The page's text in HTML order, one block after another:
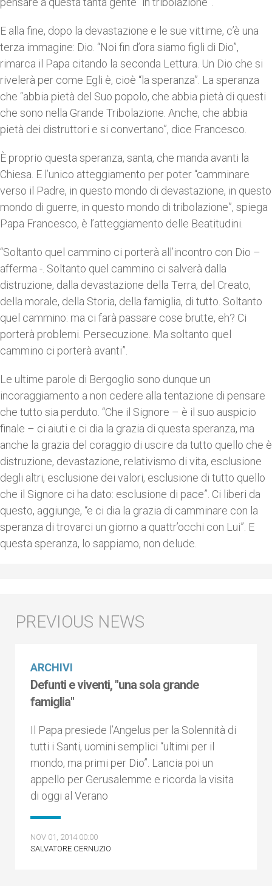
E alla fine, dopo la devastazione e le sue vittime, c’è una
terza immagine: Dio. “Noi fin d’ora siamo figli di Dio”,
rimarca il Papa citando la seconda Lettura. Un Dio che si
rivelerà per come Egli è, cioè “la speranza”. La speranza
che “abbia pietà del Suo popolo, che abbia pietà di questi
che sono nella Grande Tribolazione. Anche, che abbia
pietà dei distruttori e si convertano”, dice Francesco.
È proprio questa speranza, santa, che manda avanti la
Chiesa. E l’unico atteggiamento per poter “camminare
verso il Padre, in questo mondo di devastazione, in questo
mondo di guerre, in questo mondo di tribolazione”, spiega
Papa Francesco, è l’atteggiamento delle Beatitudini.
“Soltanto quel cammino ci porterà all’incontro con Dio –
afferma -. Soltanto quel cammino ci salverà dalla
distruzione, dalla devastazione della Terra, del Creato,
della morale, della Storia, della famiglia, di tutto. Soltanto
quel cammino: ma ci farà passare cose brutte, eh? Ci
porterà problemi. Persecuzione. Ma soltanto quel
cammino ci porterà avanti”.
Le ultime parole di Bergoglio sono dunque un
incoraggiamento a non cedere alla tentazione di pensare
che tutto sia perduto. “Che il Signore – è il suo auspicio
finale – ci aiuti e ci dia la grazia di questa speranza, ma
anche la grazia del coraggio di uscire da tutto quello che è
distruzione, devastazione, relativismo di vita, esclusione
degli altri, esclusione dei valori, esclusione di tutto quello
che il Signore ci ha dato: esclusione di pace”. Ci liberi da
questo, aggiunge, “e ci dia la grazia di camminare con la
speranza di trovarci un giorno a quattr’occhi con Lui”. E
questa speranza, lo sappiamo, non delude.
ARCHIVI
Defunti e viventi, "una sola grande
famiglia"
Il Papa presiede l’Angelus per la Solennità di
tutti i Santi, uomini semplici “ultimi per il
mondo, ma primi per Dio”. Lancia poi un
appello per Gerusalemme e ricorda la visita
di oggi al Verano
NOV 01, 2014 00:00
SALVATORE CERNUZIO